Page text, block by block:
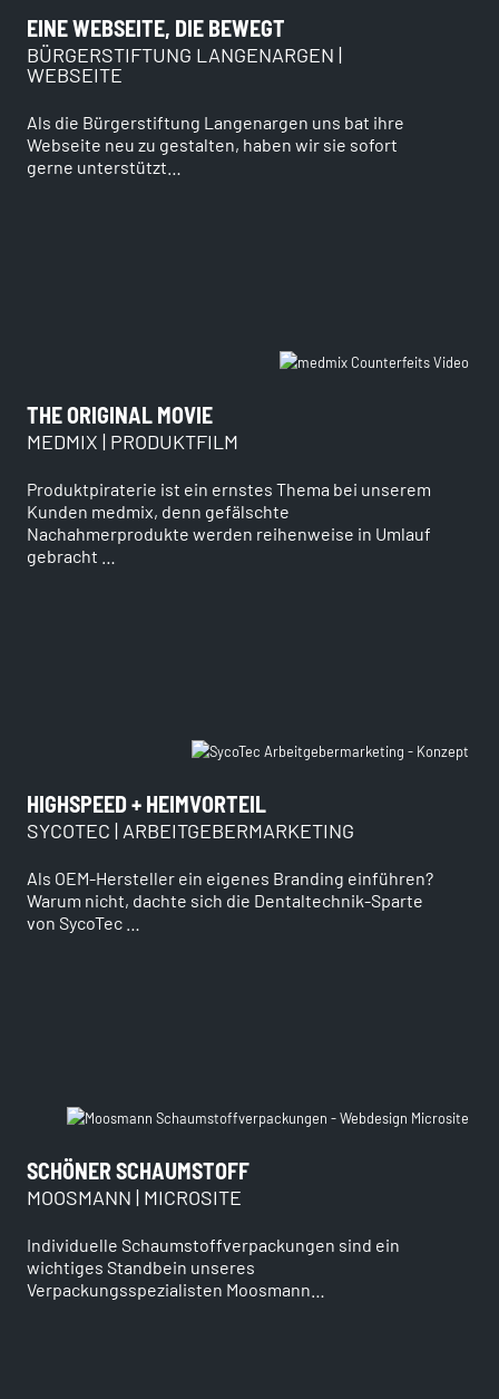
EINE WEBSEITE, DIE BEWEGT
BÜRGERSTIFTUNG LANGENARGEN |
WEBSEITE
Als die Bürgerstiftung Langenargen uns bat ihre
Webseite neu zu gestalten, haben wir sie sofort
gerne unterstützt…
THE ORIGINAL MOVIE
MEDMIX | PRODUKTFILM
Produktpiraterie ist ein ernstes Thema bei unserem
Kunden medmix, denn gefälschte
Nachahmerprodukte werden reihenweise in Umlauf
gebracht …
HIGHSPEED + HEIMVORTEIL
SYCOTEC | ARBEITGEBERMARKETING
Als OEM-Hersteller ein eigenes Branding einführen?
Warum nicht, dachte sich die Dentaltechnik-Sparte
von SycoTec …
SCHÖNER SCHAUMSTOFF
MOOSMANN | MICROSITE
Individuelle Schaumstoffverpackungen sind ein
wichtiges Standbein unseres
Verpackungsspezialisten Moosmann…